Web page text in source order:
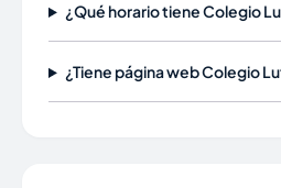
¿Qué horario tiene Colegio
¿Tiene página web Colegio